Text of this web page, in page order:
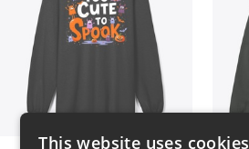
This website uses cookies